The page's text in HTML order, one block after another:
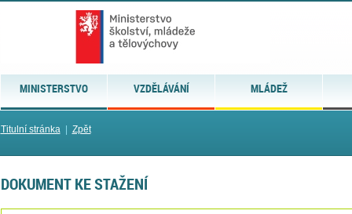
MINISTERSTVO VZDĚLÁVÁNÍ MLÁDEŽ
Titulní stránka| Zpět
DOKUMENT KE STAŽENÍ